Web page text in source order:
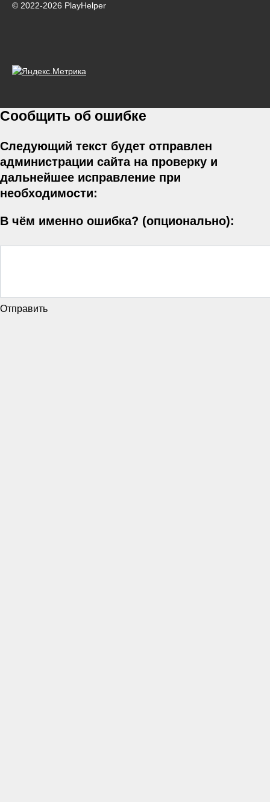
© 2022-2026 PlayHelper
Сообщить об ошибке
Следующий текст будет отправлен
администрации сайта на проверку и
дальнейшее исправление при
необходимости:
В чём именно ошибка? (опционально):
Отправить